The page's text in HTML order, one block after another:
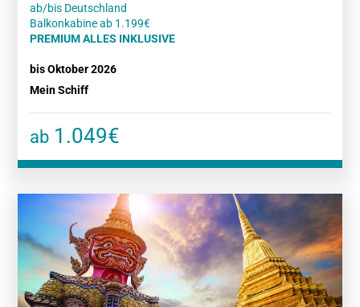
ab/bis Deutschland
PREMIUM ALLES INKLUSIVE
bis Oktober 2026
Mein Schiff
ab 1.049€